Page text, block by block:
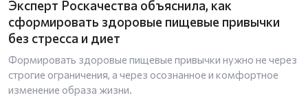
Эксперт Роскачества объяснила, как
сформировать здоровые пищевые привычки
без стресса и диет
Формировать здоровые пищевые привычки нужно не через
строгие ограничения, а через осознанное и комфортное
изменение образа жизни.